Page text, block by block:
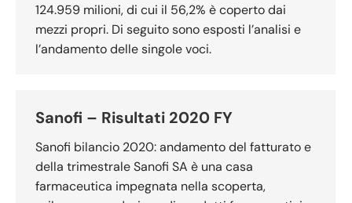
124.959 milioni, di cui il 56,2% è coperto dai
mezzi propri. Di seguito sono esposti l’analisi e
l’andamento delle singole voci.
Sanofi – Risultati 2020 FY
Sanofi bilancio 2020: andamento del fatturato e
della trimestrale Sanofi SA è una casa
farmaceutica impegnata nella scoperta,